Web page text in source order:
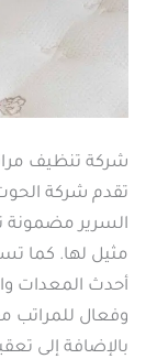
شركة تنظيف
تقدم شركة
السرير مضمونة
مثيل لها. كما
أحدث المعدات
وفعال للمراتب مع
بالإضافة إلى